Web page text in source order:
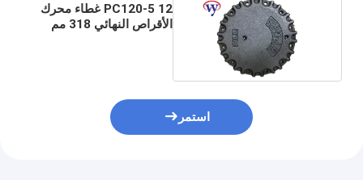
PC120-5 12 غطاء محرك
الأقراص النهائي 318 مم
استمر